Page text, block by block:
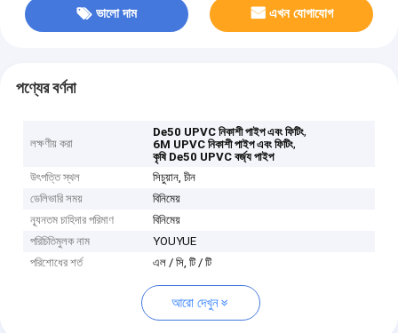
ভালো দাম এখন যোগাযোগ
পণ্যের বর্ণনা
লক্ষণীয় করা
De50 UPVC নিকাশী পাইপ এবং ফিটিং,
6M UPVC নিকাশী পাইপ এবং ফিটিং,
কৃষি De50 UPVC বর্জ্য পাইপ
উৎপত্তি স্থল
সিচুয়ান, চীন
ডেলিভারি সময়
বিনিমেয়
ন্যূনতম চাহিদার পরিমাণ
বিনিমেয়
পরিচিতিমুলক নাম
YOUYUE
পরিশোধের শর্ত
এল / সি, টি / টি
আরো দেখুন